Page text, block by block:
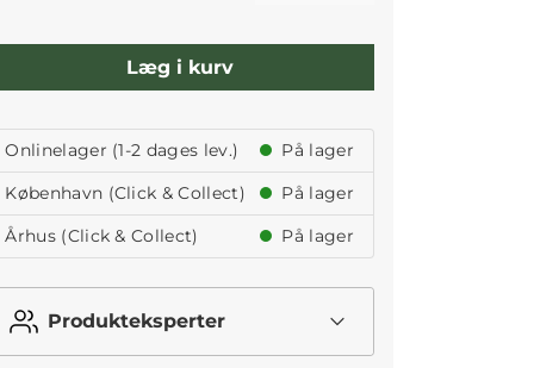
Læg i kurv
Onlinelager (1-2 dages lev.)
På lager
København (Click & Collect)
På lager
Århus (Click & Collect)
På lager
Produkteksperter